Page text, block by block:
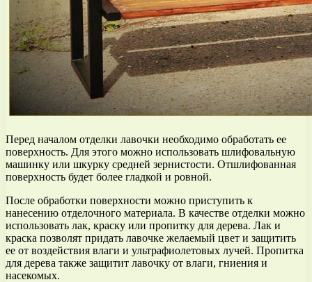
Перед началом отделки лавочки необходимо обработать ее
поверхность. Для этого можно использовать шлифовальную
машинку или шкурку средней зернистости. Отшлифованная
поверхность будет более гладкой и ровной.
После обработки поверхности можно приступить к
нанесению отделочного материала. В качестве отделки можно
использовать лак, краску или пропитку для дерева. Лак и
краска позволят придать лавочке желаемый цвет и защитить
ее от воздействия влаги и ультрафиолетовых лучей. Пропитка
для дерева также защитит лавочку от влаги, гниения и
насекомых.